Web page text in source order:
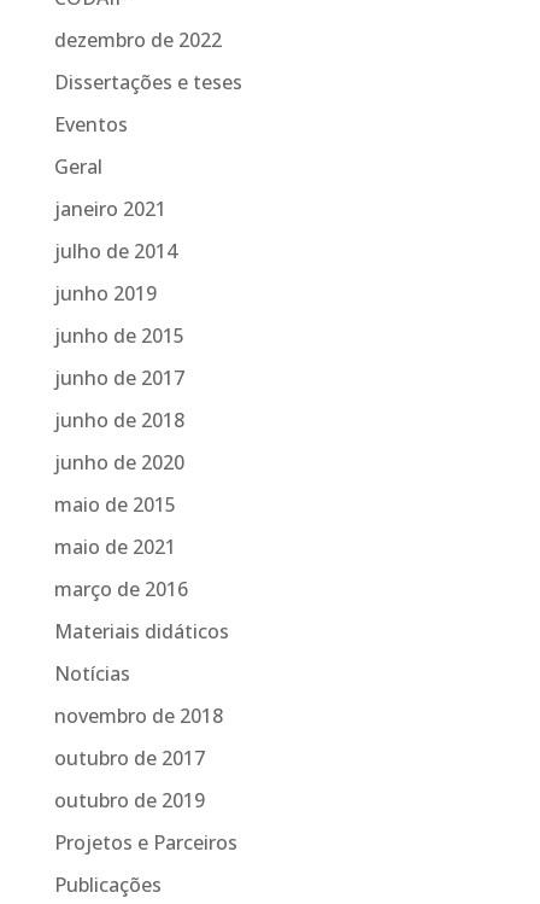
dezembro de 2022
Dissertações e teses
Eventos
Geral
janeiro 2021
julho de 2014
junho 2019
junho de 2015
junho de 2017
junho de 2018
junho de 2020
maio de 2015
maio de 2021
março de 2016
Materiais didáticos
Notícias
novembro de 2018
outubro de 2017
outubro de 2019
Projetos e Parceiros
Publicações